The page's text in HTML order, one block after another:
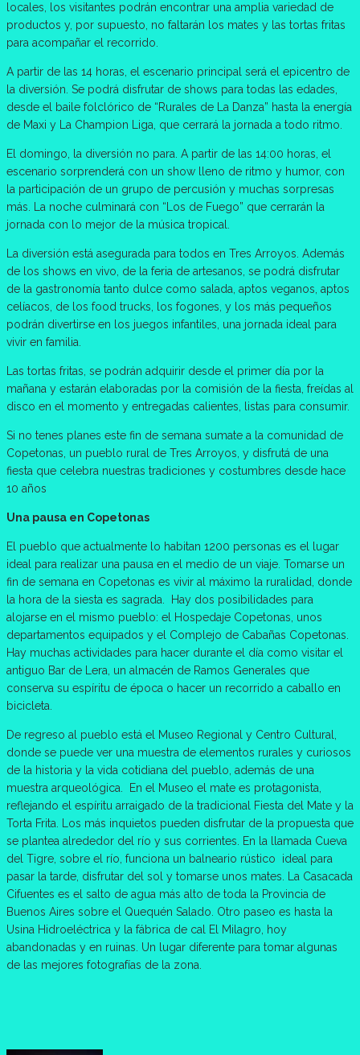
locales, los visitantes podrán encontrar una amplia variedad de
productos y, por supuesto, no faltarán los mates y las tortas fritas
para acompañar el recorrido.
A partir de las 14 horas, el escenario principal será el epicentro de
la diversión. Se podrá disfrutar de shows para todas las edades,
desde el baile folclórico de “Rurales de La Danza” hasta la energía
de Maxi y La Champion Liga, que cerrará la jornada a todo ritmo.
El domingo, la diversión no para. A partir de las 14:00 horas, el
escenario sorprenderá con un show lleno de ritmo y humor, con
la participación de un grupo de percusión y muchas sorpresas
más. La noche culminará con “Los de Fuego” que cerrarán la
jornada con lo mejor de la música tropical.
La diversión está asegurada para todos en Tres Arroyos. Además
de los shows en vivo, de la feria de artesanos, se podrá disfrutar
de la gastronomía tanto dulce como salada, aptos veganos, aptos
celíacos, de los food trucks, los fogones, y los más pequeños
podrán divertirse en los juegos infantiles, una jornada ideal para
vivir en familia.
Las tortas fritas, se podrán adquirir desde el primer día por la
mañana y estarán elaboradas por la comisión de la fiesta, freídas al
disco en el momento y entregadas calientes, listas para consumir.
Si no tenes planes este fin de semana sumate a la comunidad de
Copetonas, un pueblo rural de Tres Arroyos, y disfrutá de una
fiesta que celebra nuestras tradiciones y costumbres desde hace
10 años
Una pausa en Copetonas
El pueblo que actualmente lo habitan 1200 personas es el lugar
ideal para realizar una pausa en el medio de un viaje. Tomarse un
fin de semana en Copetonas es vivir al máximo la ruralidad, donde
la hora de la siesta es sagrada. Hay dos posibilidades para
alojarse en el mismo pueblo: el Hospedaje Copetonas, unos
departamentos equipados y el Complejo de Cabañas Copetonas.
Hay muchas actividades para hacer durante el día como visitar el
antiguo Bar de Lera, un almacén de Ramos Generales que
conserva su espíritu de época o hacer un recorrido a caballo en
bicicleta.
De regreso al pueblo está el Museo Regional y Centro Cultural,
donde se puede ver una muestra de elementos rurales y curiosos
de la historia y la vida cotidiana del pueblo, además de una
muestra arqueológica. En el Museo el mate es protagonista,
reflejando el espíritu arraigado de la tradicional Fiesta del Mate y la
Torta Frita. Los más inquietos pueden disfrutar de la propuesta que
se plantea alrededor del río y sus corrientes. En la llamada Cueva
del Tigre, sobre el río, funciona un balneario rústico ideal para
pasar la tarde, disfrutar del sol y tomarse unos mates. La Casacada
Cifuentes es el salto de agua más alto de toda la Provincia de
Buenos Aires sobre el Quequén Salado. Otro paseo es hasta la
Usina Hidroeléctrica y la fábrica de cal El Milagro, hoy
abandonadas y en ruinas. Un lugar diferente para tomar algunas
de las mejores fotografías de la zona.